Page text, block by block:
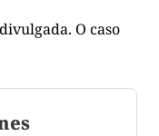
O caso